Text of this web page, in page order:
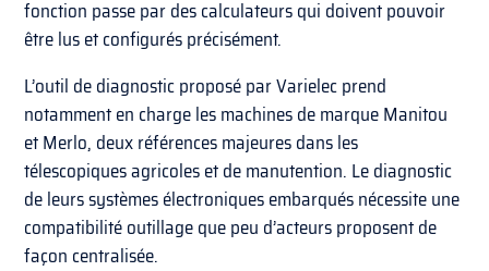
fonction passe par des calculateurs qui doivent pouvoir
être lus et configurés précisément.
L’outil de diagnostic proposé par Varielec prend
notamment en charge les machines de marque Manitou
et Merlo, deux références majeures dans les
télescopiques agricoles et de manutention. Le diagnostic
de leurs systèmes électroniques embarqués nécessite une
compatibilité outillage que peu d’acteurs proposent de
façon centralisée.